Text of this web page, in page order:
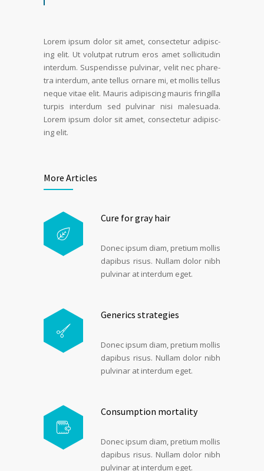
Lorem ipsum dolor sit amet, con­secte­tur adip­isc­
ing elit. Ut volut­pat rutrum eros amet sol­lic­i­tudin
inter­dum. Sus­pendisse pul­v­inar, velit nec phare­
tra inter­dum, ante tel­lus ornare mi, et mol­lis tel­lus
neque vitae elit. Mau­ris adip­isc­ing mau­ris fringilla
turpis inter­dum sed pul­v­inar nisi male­sua­da.
Lorem ipsum dolor sit amet, con­secte­tur adip­isc­
ing elit.
More Articles
Cure for gray hair
Donec ipsum diam, pretium mol­lis
dapibus ris­us. Nul­lam dolor nibh
pul­v­inar at inter­dum eget.
Generics strategies
Donec ipsum diam, pretium mol­lis
dapibus ris­us. Nul­lam dolor nibh
pul­v­inar at inter­dum eget.
Consumption mortality
Donec ipsum diam, pretium mol­lis
dapibus ris­us. Nul­lam dolor nibh
pul­v­inar at inter­dum eget.